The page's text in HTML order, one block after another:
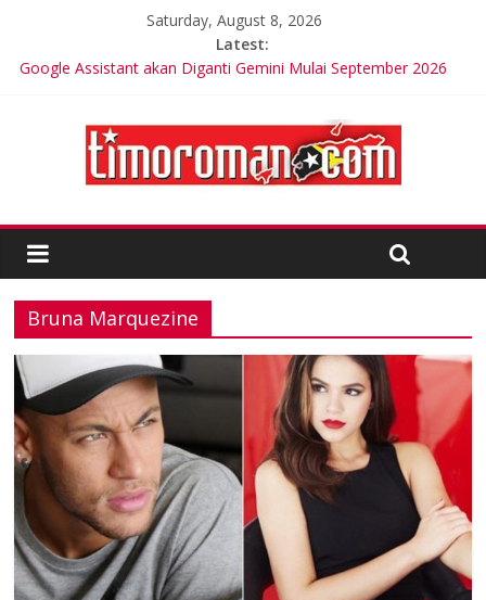
Saturday, August 8, 2026
Latest:
Google Assistant akan Diganti Gemini Mulai September 2026
Timor-Leste Meluncurkan Kabel Bawah Laut Internasional
Friends of Lacluta Bangga Membina Kepemimpinan Lokal di
Timor Leste
Bruna Marquezine